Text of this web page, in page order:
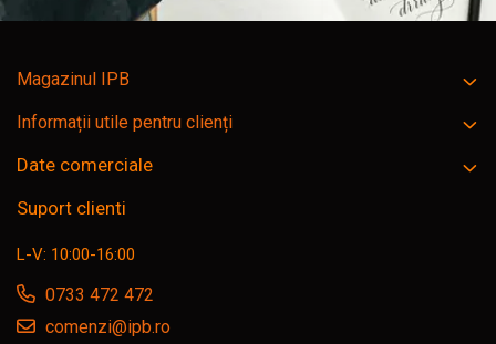
Magazinul IPB
Informații utile pentru clienți
Date comerciale
Suport clienti
L-V: 10:00-16:00
0733 472 472
comenzi@ipb.ro